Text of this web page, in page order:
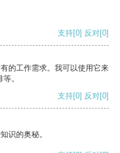
支持[0] 反对[0]
的工作需求。我可以使用它来
。
支持[0] 反对[0]
识的奥秘。